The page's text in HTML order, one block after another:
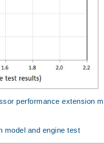
performance extension
model and engine test